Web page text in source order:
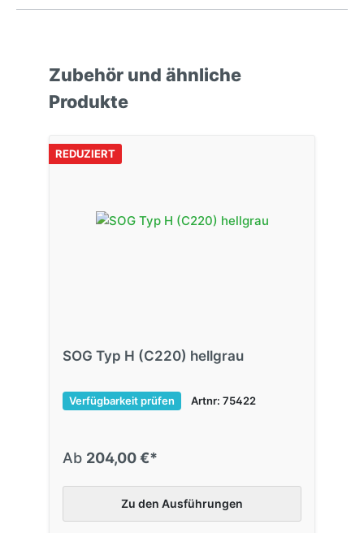
Zubehör und ähnliche
Produkte
REDUZIERT
SOG Typ H (C220) hellgrau
Verfügbarkeit prüfen Artnr: 75422
Ab 204,00 €*
Zu den Ausführungen